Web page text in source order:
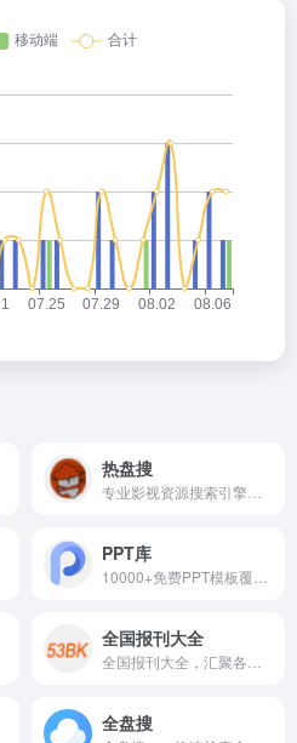
热盘搜
PPT库
全国报刊大全
全盘搜